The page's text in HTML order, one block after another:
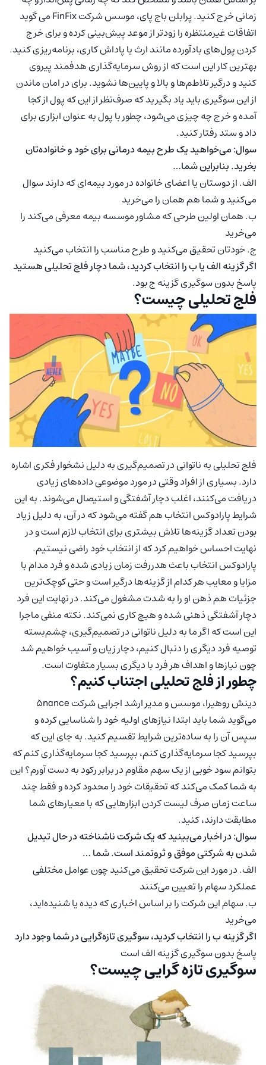
زمانی خرج کنید. پرابلن باج پای، موسس شرکت FinFix می گوید
اتفاقات غیرمنتظره را زودتر از موعد پیش‌بینی کرده و برای خرج
کردن پول‌های بادآورده مانند ارث یا پاداش کاری، برنامه‌ریزی کنید.
بهترین کار این است که از روش سرمایه‌گذاری هدفمند پیروی
کنید و درگیر تلاطم‌ها و بالا و پایین‌ها نشوید. برای در امان ماندن
از این سوگیری باید یاد بگیرید که صرف‌نظر از این که پول از کجا
آمده و خرج چه چیزی می‌شود، چطور با پول به عنوان ابزاری برای
داد و ستد رفتار کنید.
سوال: می‌خواهید یک طرح بیمه درمانی برای خود و خانواده‌تان
بخرید. بنابراین شما…
الف. از دوستان یا اعضای خانواده در مورد بیمه‌ای که دارند سوال
می‌کنید و شما هم همان را می‌خرید
ب. همان اولین طرحی که مشاور موسسه بیمه معرفی می‌کند را
می‌خرید
ج. خودتان تحقیق می‌کنید و طرح مناسب را انتخاب می‌کنید
اگر گزینه الف یا ب را انتخاب کردید، شما دچار فلج تحلیلی هستید
پاسخ بدون سوگیری گزینه ج بود.
فلج تحلیلی چیست؟
فلج تحلیلی به ناتوانی در تصمیم‌گیری به دلیل نشخوار فکری اشاره
دارد. بسیاری از افراد وقتی در مورد موضوعی داده‌های زیادی
دریافت می‌کنند، اغلب دچار آشفتگی و استیصال می‌شوند. به این
شرایط پارادوکس انتخاب هم گفته می‌شود که در آن، به دلیل زیاد
بودن تعداد گزینه‌ها تلاش بیشتری برای انتخاب لازم است و در
نهایت احساس خواهیم کرد که از انتخاب خود راضی نیستیم.
پارادوکس انتخاب باعث هدررفت زمان زیادی شده و فرد مدام با
مزایا و معایب هر کدام از گز‌ینه‌ها درگیر است و حتی کوچک‌ترین
جزئیات هم ذهن او را به شدت مشغول می‌کند. در نهایت این فرد
دچار آشفتگی ذهنی شده و هیچ کاری نمی‌کند. نکته منفی ماجرا
این است که اگر ما به دلیل ناتوانی در تصمیم‌گیری، چشم‌بسته
توصیه فرد دیگری را دنبال کنیم، دچار زیان و آسیب خواهیم شد
چون نیازها و اهداف هر فرد با دیگری بسیار متفاوت است.
چطور از فلج تحلیلی اجتناب کنیم؟
دینش روهیرا، موسس و مدیر ارشد اجرایی شرکت 5nance
می‌گوید شما باید ابتدا نیازهای اولیه خود را شناسایی کرده و
سپس آن را به ساده‌ترین شرایط تقسیم کنید. به جای این که
بپرسید کجا سرمایه‌گذاری کنم، بپرسید کجا سرمایه‌گذاری کنم که
بتوانم سود خوبی از یک سهم مقاوم در برابر رکود به دست آورم؟ این
به شما کمک می‌کند که تحقیقات خود را محدود کرده و فقط چند
ساعت زمان صرف لیست کردن ابزارهایی که با معیارهای شما
مطابقت دارند، کنید.
سوال: در اخبار می‌بینید که یک شرکت ناشناخته در حال تبدیل
شدن به شرکتی موفق و ثروتمند است. شما …
الف. در مورد این شرکت تحقیق می‌کنید چون عوامل مختلفی
عملکرد سهام را تعیین می‌کنند
ب. سهام این شرکت را بر اساس اخباری که دیده یا شنیده‌اید،
می‌خرید
اگر گزینه ب را انتخاب کردید، سوگیری تازه‌گرایی در شما وجود دارد
پاسخ بدون سوگیری گزینه الف است
سوگیری تازه گرایی چیست؟